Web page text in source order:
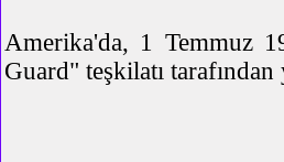
Amerika'da, 1 Temmuz
Guard" teşkilatı